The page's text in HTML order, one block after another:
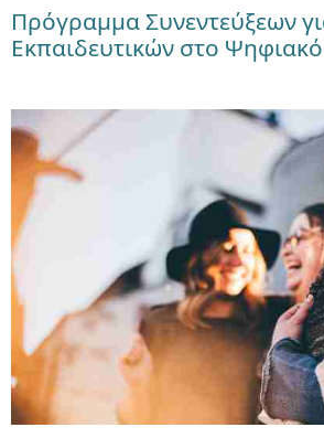
Πρόγραμμα Συνεντεύξεων
Εκπαιδευτικών στο